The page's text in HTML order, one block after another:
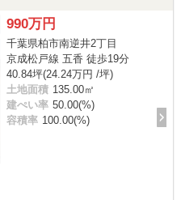
990万円
千葉県柏市南逆井2丁目
京成松戸線 五香 徒歩19分
40.84坪(24.24万円 /坪)
土地面積 135.00㎡
建ぺい率 50.00(%)
容積率 100.00(%)